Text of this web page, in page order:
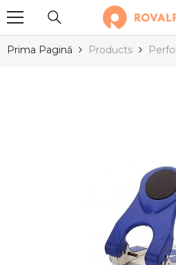
Prima Pagină Products